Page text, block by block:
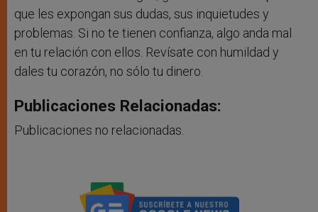
que les expongan sus dudas, sus inquietudes y
problemas. Si no te tienen confianza, algo anda mal
en tu relación con ellos. Revísate con humildad y
dales tu corazón, no sólo tu dinero.
Publicaciones Relacionadas:
Publicaciones no relacionadas.